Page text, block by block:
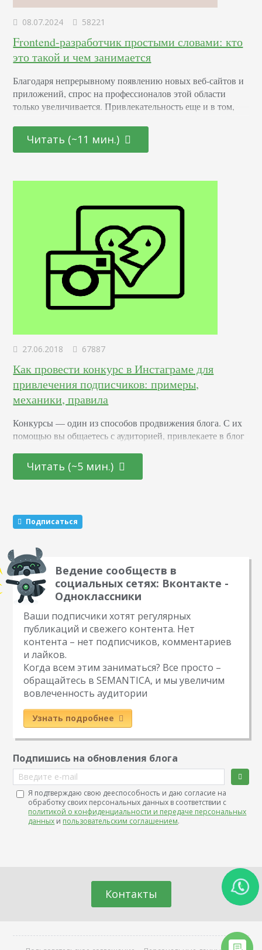
08.07.2024 58221
Frontend-разработчик простыми словами: кто
это такой и чем занимается
Благодаря непрерывному появлению новых веб-сайтов и
приложений, спрос на профессионалов этой области
только увеличивается. Привлекательность еще и в том,
специалистов, так и для тех, кто находится на стадии
переосмысления карьерного пути и готов начать все с
интерфейсов для сайтов и приложений. Он…
Читать (~11 мин.)
27.06.2018 67887
Как провести конкурс в Инстаграме для
привлечения подписчиков: примеры,
механики, правила
Конкурсы –– один из способов продвижения блога. С их
помощью вы общаетесь с аудиторией, привлекаете в блог
что вы обещаете участникам подарок за то, что они тем
или иным образом расскажут о вас другим пользователям.
механики, которые маркетологи советуют чередовать…
Читать (~5 мин.)
Подписаться
Ведение сообществ в
социальных сетях: Вконтакте -
Одноклассники
Ваши подписчики хотят регулярных
публикаций и свежего контента. Нет
контента – нет подписчиков, комментариев
и лайков.
Когда всем этим заниматься? Все просто –
обращайтесь в SEMANTICA, и мы увеличим
вовлеченность аудитории
Узнать подробнее
Подпишись на обновления блога
Введите e-mail
Я подтверждаю свою дееспособность и даю согласие на
обработку своих персональных данных в соответствии с
политикой о конфиденциальности и передаче персональных
данных и пользовательским соглашением.
Контакты